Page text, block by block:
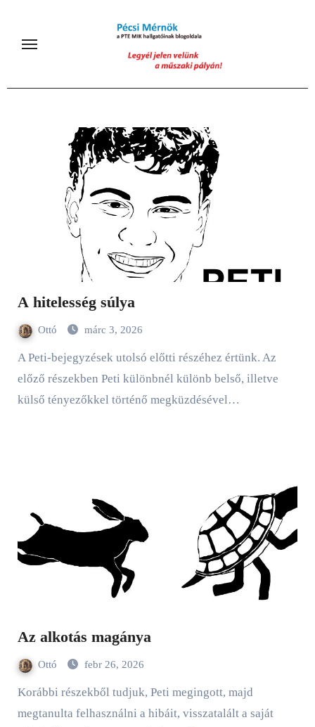
content
A hitelesség súlya
Ottó márc 3, 2026
A Peti-bejegyzések utolsó előtti részéhez értünk. Az
előző részekben Peti különbnél különb belső, illetve
külső tényezőkkel történő megküzdésével…
Az alkotás magánya
Ottó febr 26, 2026
Korábbi részekből tudjuk, Peti megingott, majd
megtanulta felhasználni a hibáit, visszatalált a saját